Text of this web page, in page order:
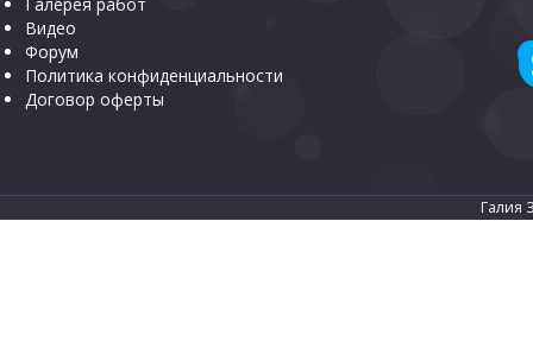
Видео
Форум
Политика конфиденциальности
Договор оферты
Галия